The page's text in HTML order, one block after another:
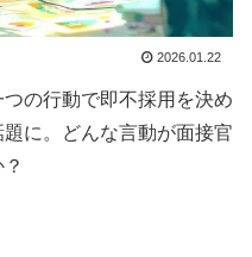
2026.01.22
の行動で即不採用を決め
に。どんな言動が面接官